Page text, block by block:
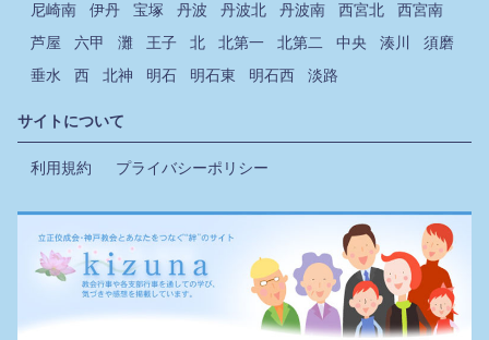
尼崎南
伊丹 宝塚 丹波 丹波北 丹波南 西宮北
西宮南
芦屋
六甲 灘 王子 北 北第一 北第二 中央 湊川
須磨
垂水
西 北神 明石 明石東 明石西 淡路
サイトについて
利用規約 プライバシーポリシー